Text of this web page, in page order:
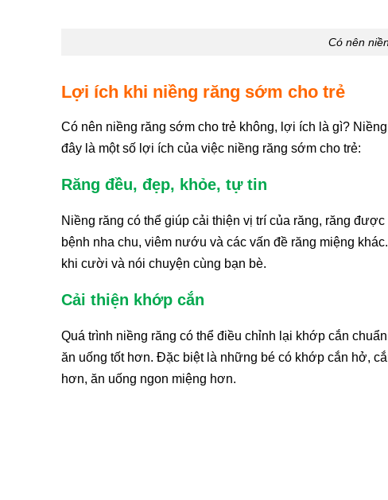
Có nên
Lợi ích khi niềng răng sớm cho trẻ
Có nên niềng răng sớm cho trẻ không, lợi ích là gì?
đây là một số lợi ích của việc niềng răng sớm cho trẻ:
Răng đều, đẹp, khỏe, tự tin
Niềng răng có thể giúp cải thiện vị trí của răng, răng
bệnh nha chu, viêm nướu và các vấn đề răng miệng
khi cười và nói chuyện cùng bạn bè.
Cải thiện khớp cắn
Quá trình niềng răng có thể điều chỉnh lại khớp cắn
ăn uống tốt hơn. Đặc biệt là những bé có khớp cắn hở,
hơn, ăn uống ngon miệng hơn.